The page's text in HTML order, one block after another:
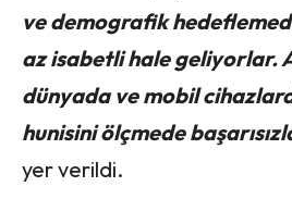
ve demografik
az isabetli hale geliyorlar.
dünyada ve mobil
hunisini ölçmede
yer verildi.